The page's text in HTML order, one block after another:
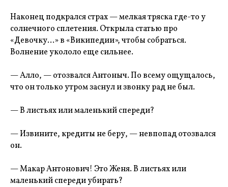
Наконец подкрался страх — мелкая тряска где-то у
солнечного сплетения. Открыла статью про
«Девочку…» в «Википедии», чтобы собраться.
Волнение укололо еще сильнее.
— Алло, — отозвался Антоныч. По всему ощущалось,
что он только утром заснул и звонку рад не был.
— В листьях или маленький спереди?
— Извините, кредиты не беру, — невпопад отозвался
он.
— Макар Антонович! Это Женя. В листьях или
маленький спереди убирать?